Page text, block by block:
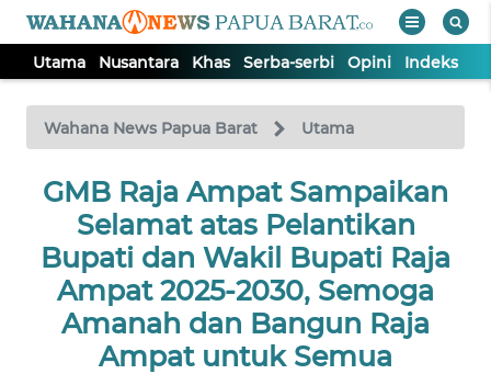
Utama Nusantara Khas Serba-serbi Opini Indeks
Wahana News Papua Barat Utama
GMB Raja Ampat Sampaikan
Selamat atas Pelantikan
Bupati dan Wakil Bupati Raja
Ampat 2025-2030, Semoga
Amanah dan Bangun Raja
Ampat untuk Semua
TV
Tutup
UTAMA
NUSANTARA
KHAS